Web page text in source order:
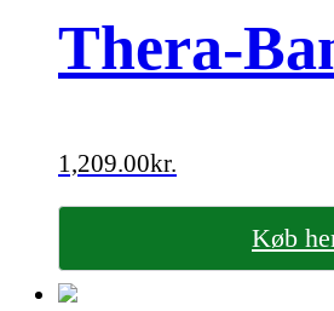
Thera-
1,209.00kr.
Køb